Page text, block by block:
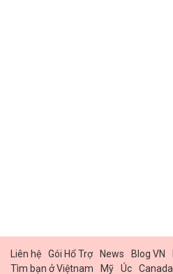
Liên hệ Gói Hổ Trợ News Blog VN
Tìm bạn ở Việtnam
Mỹ Úc Canada